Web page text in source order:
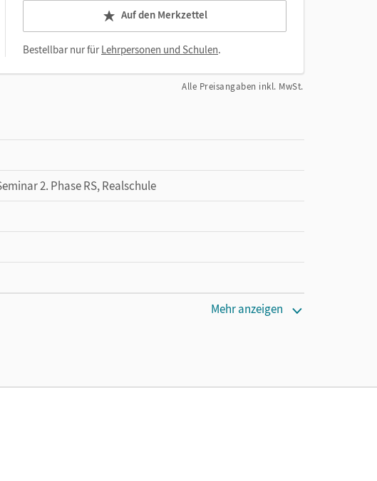
Auf den Merkzettel
Bestellbar nur fürLehrpersonen und Schulen.
Alle Preisangaben inkl. MwSt.
2. Phase RS, Realschule
Mehr anzeigen